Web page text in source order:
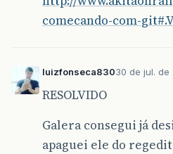
comecando-com-
luizfonseca83030 de jul. de
RESOLVIDO
Galera consegui já
apaguei ele do